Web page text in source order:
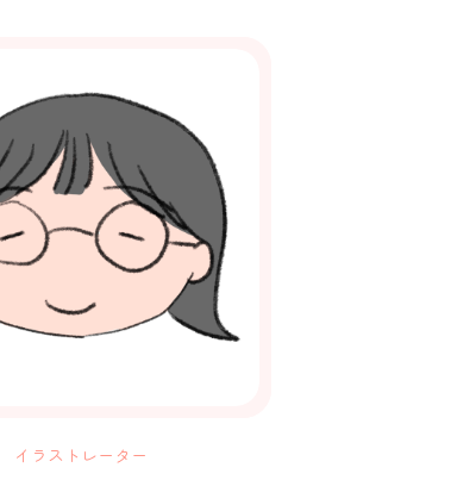
イラストレーター